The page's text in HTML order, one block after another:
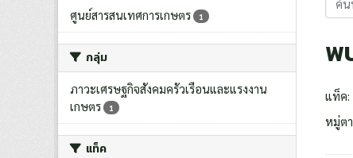
ศูนย์สารสนเทศการเกษตร 1
กลุ่ม
ภาวะเศรษฐกิจสังคมครัวเรือนและแรงงาน
เกษตร
1
แท็ค
พ
แท็ค:
หมู่ต